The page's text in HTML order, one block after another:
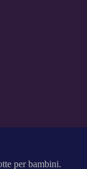
per bambini.